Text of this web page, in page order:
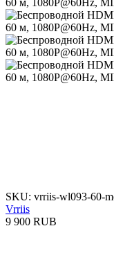
SKU: vrriis-wl093-60-
Vrriis
9 900 RUB